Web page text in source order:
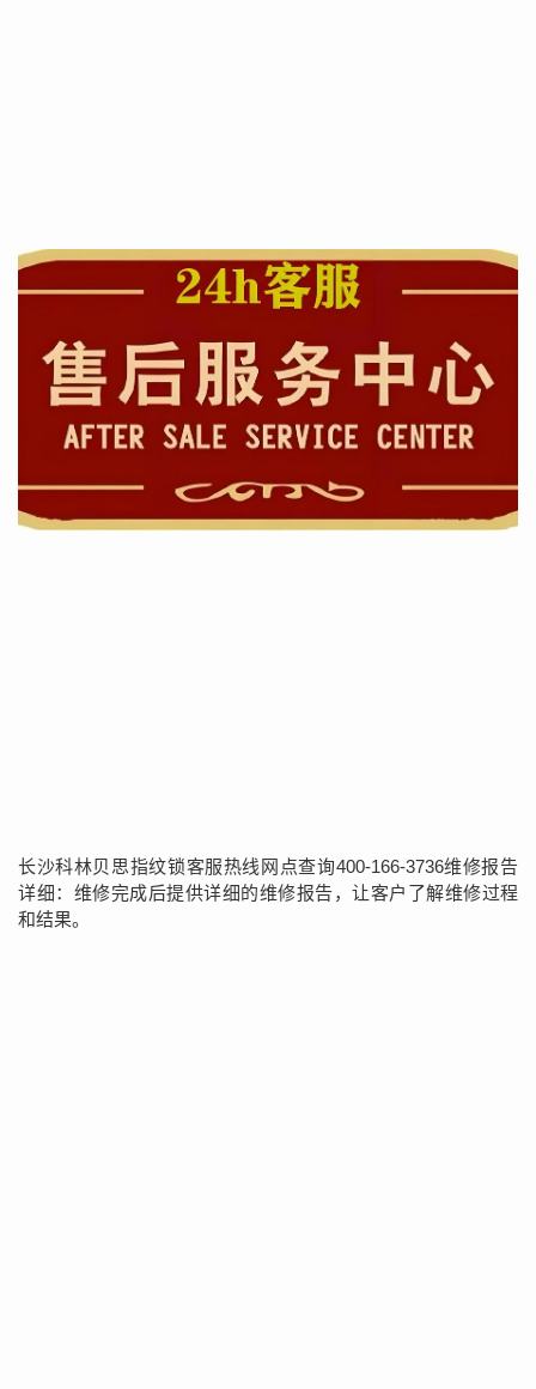
长沙科林贝思指纹锁客服热线网点查询400-166-3736维修报告
详细：维修完成后提供详细的维修报告，让客户了解维修过程
和结果。